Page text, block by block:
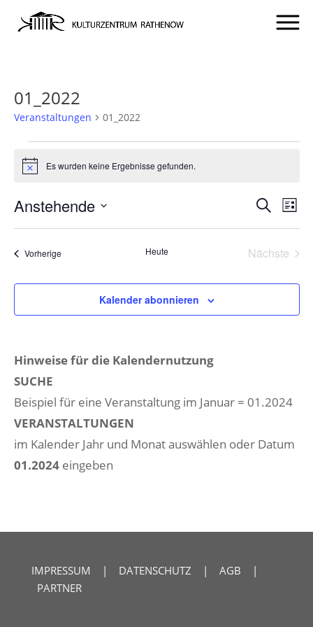
01_2022
Veranstaltungen 01_2022
VERANSTALTUNGEN
HinweisEs wurden keine Ergebnisse gefunden.
UND
SucheListe
Anstehende
Datum
wählen.
VorherigeVeranstaltungen Heute
Nächste
Kalender abonnieren
Hinweise für die Kalendernutzung
SUCHE
Beispiel für eine Veranstaltung im Januar = 01.2024
VERANSTALTUNGEN
im Kalender Jahr und Monat auswählen oder Datum
01.2024eingeben
IMPRESSUM | DATENSCHUTZ | AGB |
PARTNER